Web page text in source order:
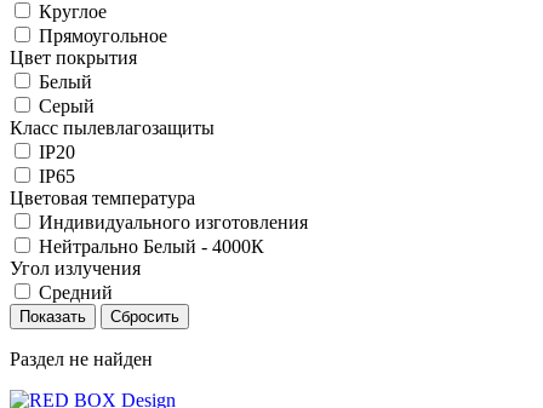
Круглое
Прямоугольное
Цвет покрытия
Белый
Серый
Класс пылевлагозащиты
IP20
IP65
Цветовая температура
Индивидуального изготовления
Нейтрально Белый - 4000К
Угол излучения
Средний
Раздел не найден